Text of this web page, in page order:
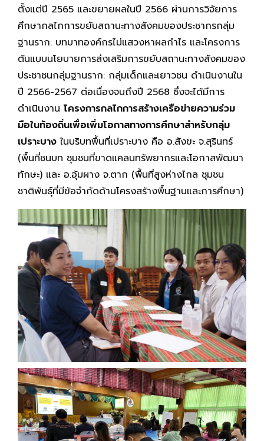
ตั้งแต่ปี 2565 และขยายผลในปี 2566 ผ่านการวิจัยการ
ศึกษากลไกการขยับสถานะทางสังคมของประชากรกลุ่ม
ฐานราก: บทบาทองค์กรไม่แสวงหาผลกำไร และโครงการ
ต้นแบบนโยบายการส่งเสริมการขยับสถานะทางสังคมของ
ประชาชนกลุ่มฐานราก: กลุ่มเด็กและเยาวชน ดำเนินงานใน
ปี 2566-2567 ต่อเนื่องจนถึงปี 2568 ซึ่งจะได้มีการ
ดำเนินงาน โครงการกลไกการสร้างเครือข่ายความร่วม
มือในท้องถิ่นเพื่อเพิ่มโอกาสทางการศึกษาสำหรับกลุ่ม
เปราะบาง ในบริบทพื้นที่เปราะบาง คือ อ.สังขะ จ.สุรินทร์
(พื้นที่ชนบท ชุมชนที่ขาดแคลนทรัพยากรและโอกาสพัฒนา
ทักษะ) และ อ.อุ้มผาง จ.ตาก (พื้นที่สูงห่างไกล ชุมชน
ชาติพันธุ์ที่มีข้อจำกัดด้านโครงสร้างพื้นฐานและการศึกษา)